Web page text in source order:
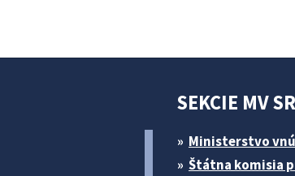
SEKCIE MV SR
Ministerstvo
Štátna komisia